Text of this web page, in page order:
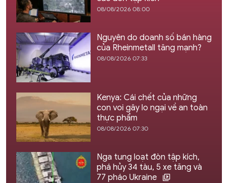
08/08/2026 08:00
Nguyên do doanh số bán hàng
của Rheinmetall tăng mạnh?
08/08/2026 07:33
Kenya: Cái chết của những
con voi gây lo ngại về an toàn
thực phẩm
08/08/2026 07:30
Nga tung loạt đòn tập kích,
phá hủy 34 tàu, 5 xe tăng và
77 pháo Ukraine